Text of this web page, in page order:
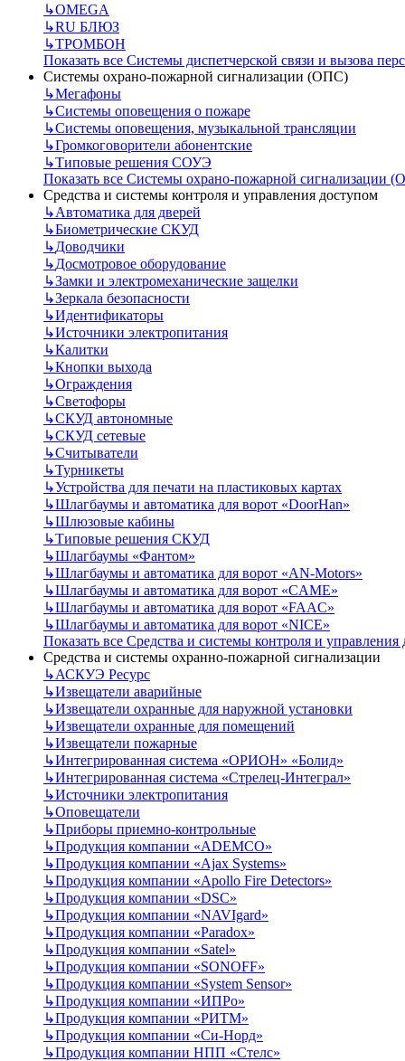
↳OMEGA
↳RU БЛЮЗ
↳ТРОМБОН
Показать все Системы диспетчерской связи и вызова
Системы охрано-пожарной сигнализации (ОПС)
↳Мегафоны
↳Системы оповещения о пожаре
↳Системы оповещения, музыкальной трансляции
↳Громкоговорители абонентские
↳Типовые решения СОУЭ
Показать все Системы охрано-пожарной сигнализации
Средства и системы контроля и управления доступом
↳Автоматика для дверей
↳Биометрические СКУД
↳Доводчики
↳Досмотровое оборудование
↳Замки и электромеханические защелки
↳Зеркала безопасности
↳Идентификаторы
↳Источники электропитания
↳Калитки
↳Кнопки выхода
↳Ограждения
↳Светофоры
↳СКУД автономные
↳СКУД сетевые
↳Считыватели
↳Турникеты
↳Устройства для печати на пластиковых картах
↳Шлагбаумы и автоматика для ворот «DoorHan»
↳Шлюзовые кабины
↳Типовые решения СКУД
↳Шлагбаумы «Фантом»
↳Шлагбаумы и автоматика для ворот «AN-Motors»
↳Шлагбаумы и автоматика для ворот «CAME»
↳Шлагбаумы и автоматика для ворот «FAAC»
↳Шлагбаумы и автоматика для ворот «NICE»
Показать все Средства и системы контроля и управления
Средства и системы охранно-пожарной сигнализации
↳АСКУЭ Ресурс
↳Извещатели аварийные
↳Извещатели охранные для наружной установки
↳Извещатели охранные для помещений
↳Извещатели пожарные
↳Интегрированная система «ОРИОН» «Болид»
↳Интегрированная система «Стрелец-Интеграл»
↳Источники электропитания
↳Оповещатели
↳Приборы приемно-контрольные
↳Продукция компании «ADEMCO»
↳Продукция компании «Ajax Systems»
↳Продукция компании «Apollo Fire Detectors»
↳Продукция компании «DSC»
↳Продукция компании «NAVIgard»
↳Продукция компании «Paradox»
↳Продукция компании «Satel»
↳Продукция компании «SONOFF»
↳Продукция компании «System Sensor»
↳Продукция компании «ИПРо»
↳Продукция компании «РИТМ»
↳Продукция компании «Си-Норд»
↳Продукция компании НПП «Стелс»